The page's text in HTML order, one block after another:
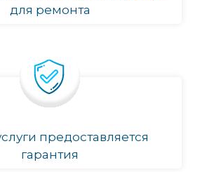
для ремонта
предоставляется
гарантия